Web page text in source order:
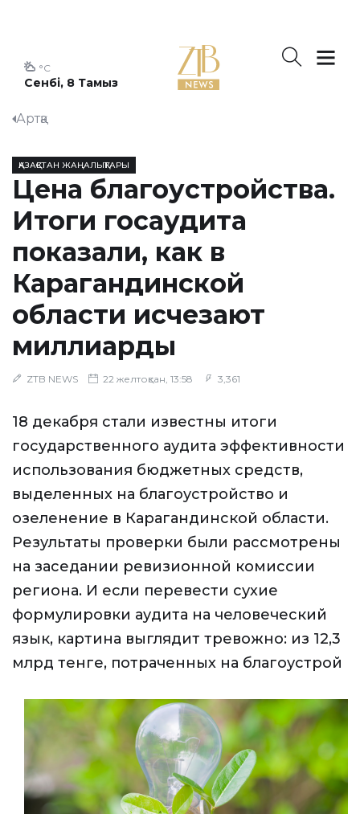
Сенбі, 8 Тамыз
°C
Артқа
ҚАЗАҚСТАН ЖАҢАЛЫҚТАРЫ
Цена благоустройства.
Итоги госаудита
показали, как в
Карагандинской
области исчезают
миллиарды
ZTB NEWS 22 желтоқсан, 13:58 3,361
18 декабря стали известны итоги
государственного аудита эффективности
использования бюджетных средств,
выделенных на благоустройство и
озеленение в Карагандинской области.
Результаты проверки были рассмотрены
на заседании ревизионной комиссии
региона. И если перевести сухие
формулировки аудита на человеческий
язык, картина выглядит тревожно: из 12,3
млрд тенге, потраченных на благоустрой